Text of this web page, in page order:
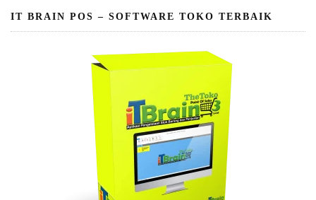
IT BRAIN POS – SOFTWARE TOKO TERBAIK